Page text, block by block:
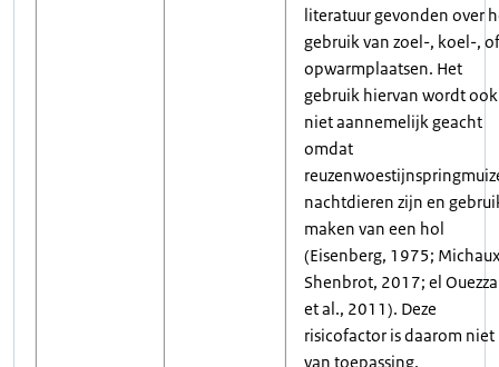
literatuur gevonden over
gebruik van zoel-, koel-, of
opwarmplaatsen. Het
gebruik hiervan wordt ook
niet aannemelijk geacht
omdat
nachtdieren zijn en
maken van een hol
(Eisenberg, 1975;
Shenbrot, 2017; el
et al., 2011). Deze
risicofactor is daarom niet
van toepassing.